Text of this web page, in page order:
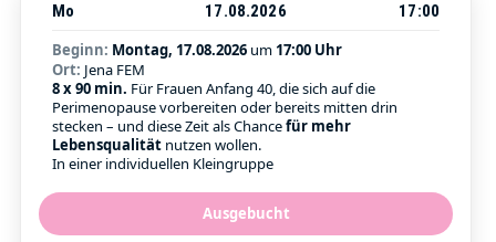
Ausgebucht
Mo 17.08.2026
17:00
Beginn: Montag, 17.08.2026 um 17:00 Uhr
Ort: Jena FEM
8 x 90 min. Für Frauen Anfang 40, die sich auf die
Perimenopause vorbereiten oder bereits mitten drin
stecken – und diese Zeit als Chancefür mehr
Lebensqualität nutzen wollen.
In einer individuellen Kleingruppe